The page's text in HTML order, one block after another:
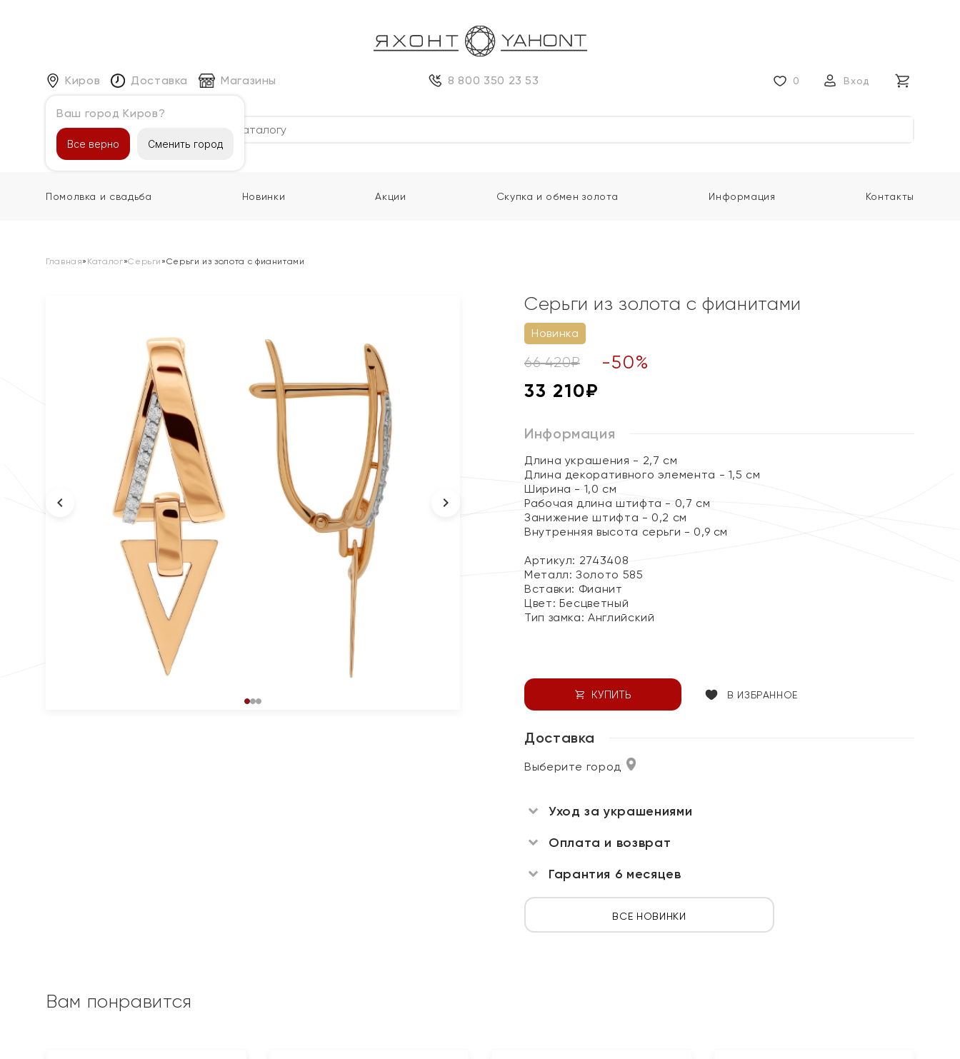
Киров
Ваш город Киров?
Все верно Сменить город
Доставка Магазины 8 800 350 23 53 0 Вход
Каталог
Помолвка и свадьба Новинки Акции Скупка и обмен золота Информация Контакты
Главная» Каталог»Серьги »Серьги из золота с фианитами
Серьги из золота с фианитами
Новинка
66 420₽ -50%
33 210₽
Информация
Длина украшения - 2,7 см
Длина декоративного элемента - 1,5 см
Ширина - 1,0 см
Рабочая длина штифта - 0,7 см
Занижение штифта - 0,2 см
Внутренняя высота серьги - 0,9 см
Артикул: 2743408
Металл:Золото 585
Вставки: Фианит
Цвет: Бесцветный
Тип замка:Английский
КУПИТЬ В ИЗБРАННОЕ
Доставка
Выберите город
Уход за украшениями
Оплата и возврат
Гарантия 6 месяцев
ВСЕ НОВИНКИ
Вам понравится